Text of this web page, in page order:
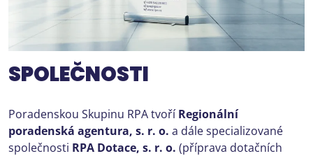
SPOLEČNOSTI
Poradenskou Skupinu RPA tvoříRegionální
poradenská agentura, s. r. o. a dále specializované
společnosti RPA Dotace, s. r. o. (příprava dotačních